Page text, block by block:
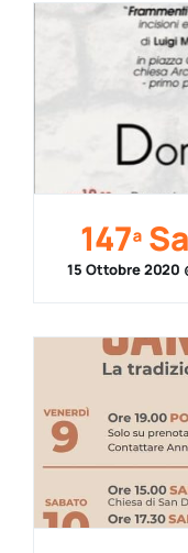
147ª
15 Ottobre 2020